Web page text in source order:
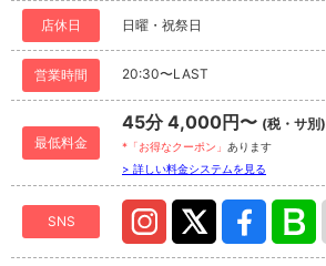
店休日 日曜・祝祭日
営業時間 20:30〜LAST
最低料金
45分 4,000円〜 (税・サ別)
*「お得なクーポン」 あります
> 詳しい料金システムを見る
SNS